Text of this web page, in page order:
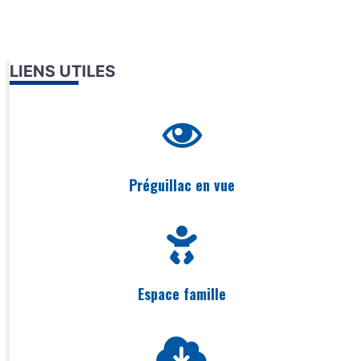
LIENS UTILES
Préguillac en vue
Espace famille